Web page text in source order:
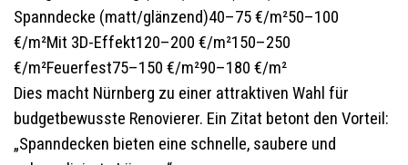
Spanndecke (matt/glänzend)40–75 €/m²50–100
€/m²Mit 3D-Effekt120–200 €/m²150–250
€/m²Feuerfest75–150 €/m²90–180 €/m²
Dies macht Nürnberg zu einer attraktiven Wahl für
budgetbewusste Renovierer. Ein Zitat betont den Vorteil:
„Spanndecken bieten eine schnelle, saubere und